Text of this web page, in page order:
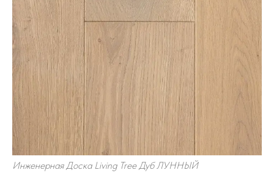
Инженерная Доска Living Tree Дуб ЛУННЫЙ